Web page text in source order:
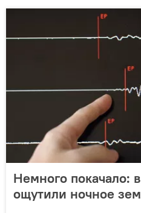
Немного покачало:
ощутили ночное